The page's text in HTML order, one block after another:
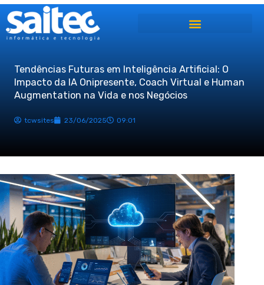
Ir
para
Tendências Futuras em Inteligência Artificial: O
Impacto da IA Onipresente, Coach Virtual e Human
Augmentation na Vida e nos Negócios
tcwsites 23/06/2025 09:01